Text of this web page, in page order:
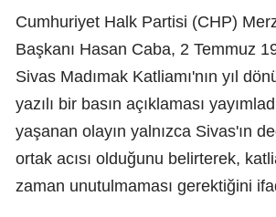
Cumhuriyet Halk Partisi (CHP)
Başkanı Hasan Caba, 2 Temmuz
Sivas Madımak Katliamı'nın yıl
yazılı bir basın açıklaması
yaşanan olayın yalnızca Sivas'ın
ortak acısı olduğunu belirterek,
zaman unutulmaması gerektiğini